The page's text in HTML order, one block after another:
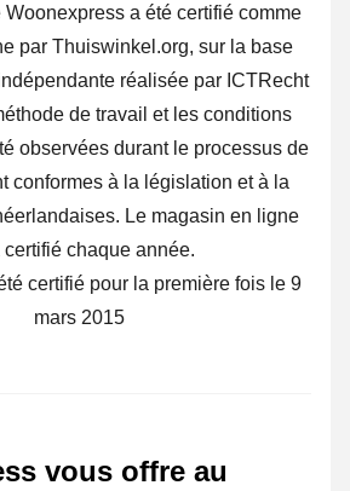
a été certifié comme
par Thuiswinkel.org, sur la base
réalisée par ICTRecht
de travail et les conditions
observées durant le processus de
conformes à la législation et à la
Le magasin en ligne
certifié chaque année.
certifié pour la première fois le 9
mars 2015
vous offre au